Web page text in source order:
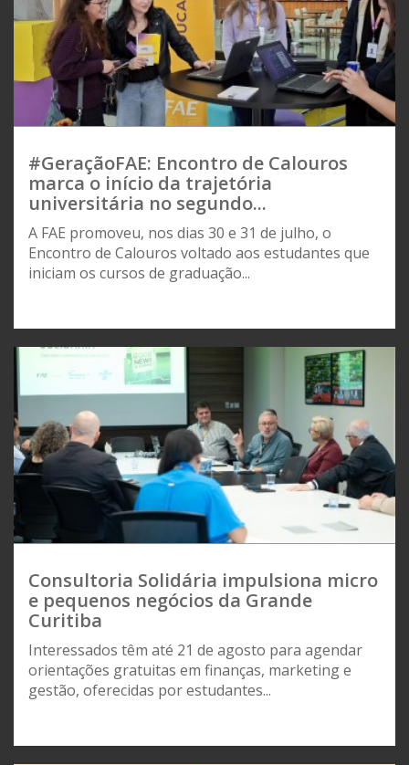
#GeraçãoFAE: Encontro de Calouros
marca o início da trajetória
universitária no segundo...
A FAE promoveu, nos dias 30 e 31 de julho, o
Encontro de Calouros voltado aos estudantes que
iniciam os cursos de graduação...
Consultoria Solidária impulsiona micro
e pequenos negócios da Grande
Curitiba
Interessados têm até 21 de agosto para agendar
orientações gratuitas em finanças, marketing e
gestão, oferecidas por estudantes...